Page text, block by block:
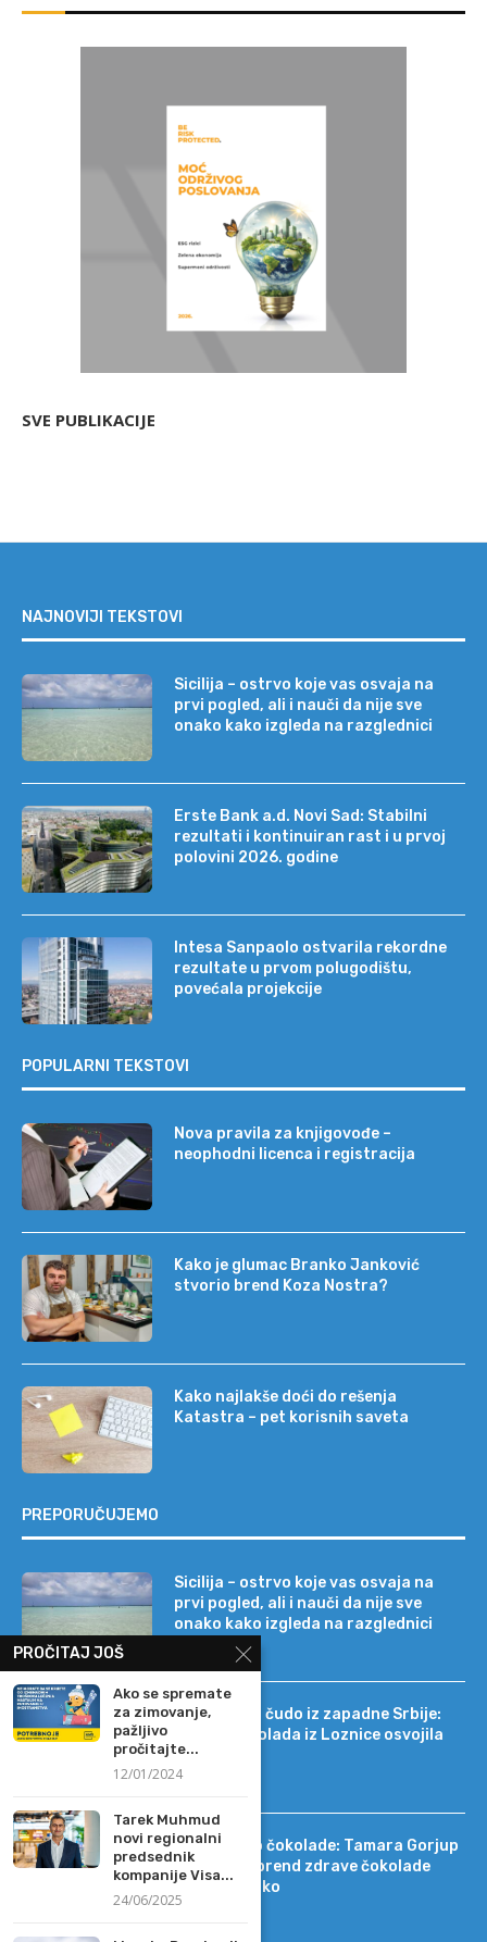
SVE PUBLIKACIJE
NAJNOVIJI TEKSTOVI
Sicilija – ostrvo koje vas osvaja na
prvi pogled, ali i nauči da nije sve
onako kako izgleda na razglednici
Erste Bank a.d. Novi Sad: Stabilni
rezultati i kontinuiran rast i u prvoj
polovini 2026. godine
Intesa Sanpaolo ostvarila rekordne
rezultate u prvom polugodištu,
povećala projekcije
POPULARNI TEKSTOVI
Nova pravila za knjigovođe –
neophodni licenca i registracija
Kako je glumac Branko Janković
stvorio brend Koza Nostra?
Kako najlakše doći do rešenja
Katastra – pet korisnih saveta
PREPORUČUJEMO
Sicilija – ostrvo koje vas osvaja na
prvi pogled, ali i nauči da nije sve
onako kako izgleda na razglednici
Tehnološko čudo iz zapadne Srbije:
kako je čokolada iz Loznice osvojila
22 tržišta
Od DIF-a do čokolade: Tamara Gorjup
pokrenula brend zdrave čokolade
Kapetan Koko
PROČITAJ JOŠ
Ako se spremate
za zimovanje,
pažljivo
pročitajte...
12/01/2024
Tarek Muhmud
novi regionalni
predsednik
kompanije Visa...
24/06/2025